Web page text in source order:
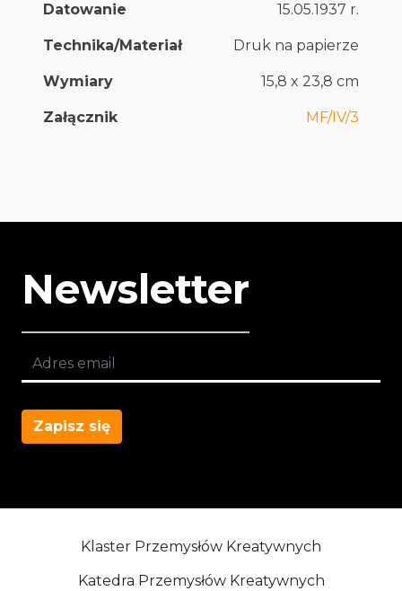
Datowanie 15.05.1937 r.
Technika/Materiał Druk na papierze
Wymiary 15,8 x 23,8 cm
Załącznik MF/IV/3
Newsletter
Zapisz się
Klaster Przemysłów Kreatywnych
Katedra Przemysłów Kreatywnych